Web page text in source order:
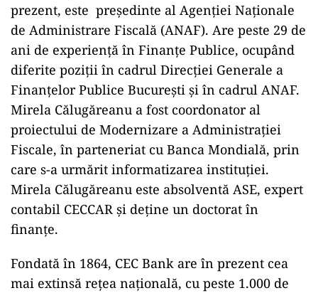
prezent, este președinte al Agenției Naționale
de Administrare Fiscală (ANAF). Are peste 29 de
ani de experiență în Finanțe Publice, ocupând
diferite poziții în cadrul Direcției Generale a
Finanțelor Publice București și în cadrul ANAF.
Mirela Călugăreanu a fost coordonator al
proiectului de Modernizare a Administrației
Fiscale, în parteneriat cu Banca Mondială, prin
care s-a urmărit informatizarea instituției.
Mirela Călugăreanu este absolventă ASE, expert
contabil CECCAR și deține un doctorat în
finanțe.
Fondată în 1864, CEC Bank are în prezent cea
mai extinsă rețea națională, cu peste 1.000 de